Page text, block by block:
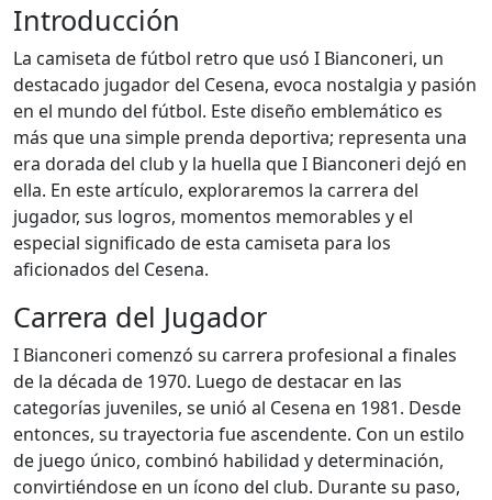
Introducción
La camiseta de fútbol retro que usó I Bianconeri, un
destacado jugador del Cesena, evoca nostalgia y pasión
en el mundo del fútbol. Este diseño emblemático es
más que una simple prenda deportiva; representa una
era dorada del club y la huella que I Bianconeri dejó en
ella. En este artículo, exploraremos la carrera del
jugador, sus logros, momentos memorables y el
especial significado de esta camiseta para los
aficionados del Cesena.
Carrera del Jugador
I Bianconeri comenzó su carrera profesional a finales
de la década de 1970. Luego de destacar en las
categorías juveniles, se unió al Cesena en 1981. Desde
entonces, su trayectoria fue ascendente. Con un estilo
de juego único, combinó habilidad y determinación,
convirtiéndose en un ícono del club. Durante su paso,